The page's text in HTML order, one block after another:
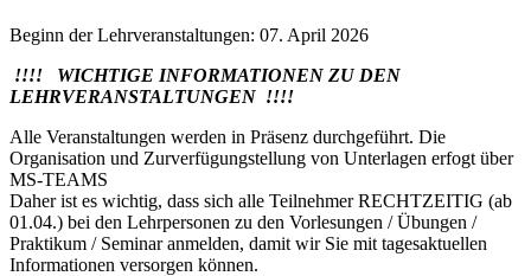
Beginn der Lehrveranstaltungen: 07. April 2026
!!!! WICHTIGE INFORMATIONEN ZU DEN
LEHRVERANSTALTUNGEN !!!!
Alle Veranstaltungen werden in Präsenz durchgeführt. Die
Organisation und Zurverfügungstellung von Unterlagen erfogt über
MS-TEAMS
Daher ist es wichtig, dass sich alle Teilnehmer RECHTZEITIG (ab
01.04.) bei den Lehrpersonen zu den Vorlesungen / Übungen /
Praktikum / Seminar anmelden, damit wir Sie mit tagesaktuellen
Informationen versorgen können.